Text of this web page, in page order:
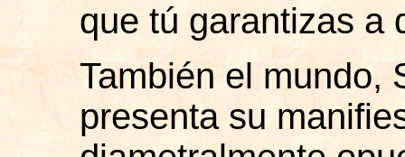
que tú garantizas a
También el mundo,
presenta su